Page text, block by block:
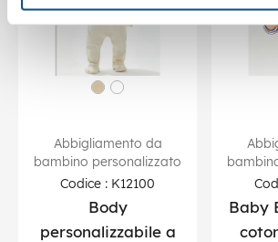
Abbigliamento da
bambino personalizzato
Codice : K12100
Body
personalizzabile a
Baby